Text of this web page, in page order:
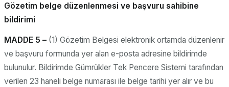
Gözetim belge düzenlenmesi ve başvuru sahibine
bildirimi
MADDE 5 – (1) Gözetim Belgesi elektronik ortamda düzenlenir
ve başvuru formunda yer alan e-posta adresine bildirimde
bulunulur. Bildirimde Gümrükler Tek Pencere Sistemi tarafından
verilen 23 haneli belge numarası ile belge tarihi yer alır ve bu